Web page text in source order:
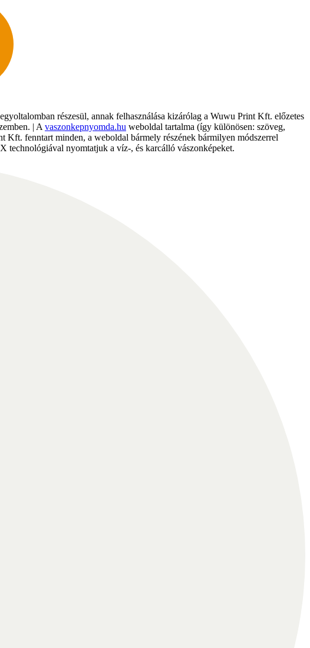
részesül, annak felhasználása kizárólag a Wuwu Print Kft. előzetes
| A vaszonkepnyomda.hu weboldal tartalma (így különösen: szöveg,
fenntart minden, a weboldal bármely részének bármilyen módszerrel
technológiával nyomtatjuk a víz-, és karcálló vászonképeket.